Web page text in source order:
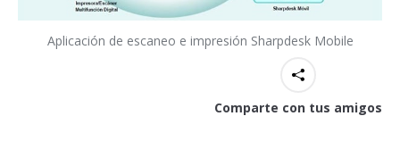
Aplicación de escaneo e impresión Sharpdesk Mobile
Comparte con tus amigos